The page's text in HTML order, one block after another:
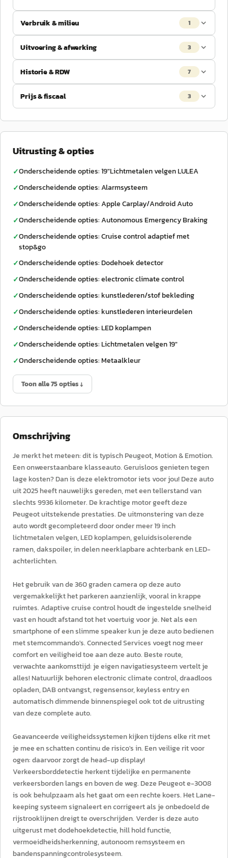
Verbruik & milieu 1
Uitvoering & afwerking 3
Historie & RDW 7
Prijs & fiscaal 3
Uitrusting & opties
✓Onderscheidende opties: 19"Lichtmetalen velgen LULEA
✓Onderscheidende opties: Alarmsysteem
✓Onderscheidende opties: Apple Carplay/Android Auto
✓Onderscheidende opties: Autonomous Emergency Braking
✓Onderscheidende opties: Cruise control adaptief met
stop&go
✓Onderscheidende opties: Dodehoek detector
✓Onderscheidende opties: electronic climate control
✓Onderscheidende opties: kunstlederen/stof bekleding
✓Onderscheidende opties: kunstlederen interieurdelen
✓Onderscheidende opties: LED koplampen
✓Onderscheidende opties: Lichtmetalen velgen 19"
✓Onderscheidende opties: Metaalkleur
Toon alle 75 opties ↓
Omschrijving
Je merkt het meteen: dit is typisch Peugeot, Motion & Emotion.
Een onweerstaanbare klasseauto. Geruisloos genieten tegen
lage kosten? Dan is deze elektromotor iets voor jou! Deze auto
uit 2025 heeft nauwelijks gereden, met een tellerstand van
slechts 9936 kilometer. De krachtige motor geeft deze
Peugeot uitstekende prestaties. De uitmonstering van deze
auto wordt gecompleteerd door onder meer 19 inch
lichtmetalen velgen, LED koplampen, geluidsisolerende
ramen, dakspoiler, in delen neerklapbare achterbank en LED-
achterlichten.
Het gebruik van de 360 graden camera op deze auto
vergemakkelijkt het parkeren aanzienlijk, vooral in krappe
ruimtes. Adaptive cruise control houdt de ingestelde snelheid
vast en houdt afstand tot het voertuig voor je. Net als een
smartphone of een slimme speaker kun je deze auto bedienen
met stemcommando's. Connected Services voegt nog meer
comfort en veiligheid toe aan deze auto. Beste route,
verwachte aankomsttijd: je eigen navigatiesysteem vertelt je
alles! Natuurlijk behoren electronic climate control, draadloos
opladen, DAB ontvangst, regensensor, keyless entry en
automatisch dimmende binnenspiegel ook tot de uitrusting
van deze complete auto.
Geavanceerde veiligheidssystemen kijken tijdens elke rit met
je mee en schatten continu de risico's in. Een veilige rit voor
ogen: daarvoor zorgt de head-up display!
Verkeersborddetectie herkent tijdelijke en permanente
verkeersborden langs en boven de weg. Deze Peugeot e-3008
is ook behulpzaam als het gaat om een rechte koers. Het Lane-
keeping systeem signaleert en corrigeert als je onbedoeld de
rijstrooklijnen dreigt te overschrijden. Verder is deze auto
uitgerust met dodehoekdetectie, hill hold functie,
vermoeidheidsherkenning, autonoom remsysteem en
bandenspanningcontrolesysteem.